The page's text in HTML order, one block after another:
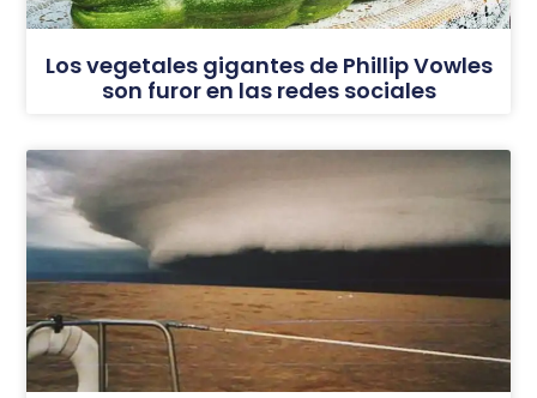
Los vegetales gigantes de Phillip Vowles
son furor en las redes sociales